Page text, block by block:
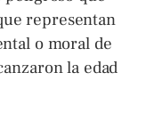
representan
o moral de
la edad